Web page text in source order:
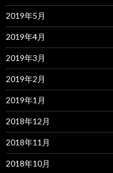
2019年5月
2019年4月
2019年3月
2019年2月
2019年1月
2018年12月
2018年11月
2018年10月